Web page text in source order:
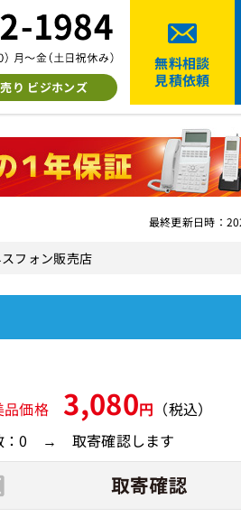
り ビジホンズ
無料相談
見積依頼
最終更新日時：
フォン販売店
品価格 3,080円 （税込）
：0 → 取寄確認します